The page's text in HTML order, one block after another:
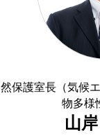
然保護室長（気候
物多様
山